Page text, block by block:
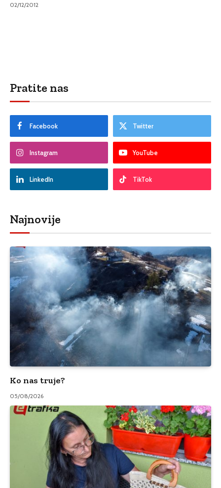
02/12/2012
Pratite nas
Facebook Twitter
Instagram YouTube
LinkedIn TikTok
Najnovije
Ko nas truje?
05/08/2026